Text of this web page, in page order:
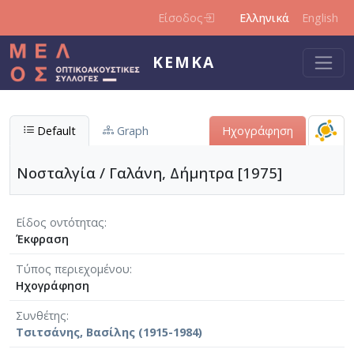
Είσοδος Ελληνικά English
ΚΕΜΚΑ
Default Graph Ηχογράφηση
Νοσταλγία / Γαλάνη, Δήμητρα [1975]
Είδος οντότητας
Έκφραση
Τύπος περιεχομένου
Ηχογράφηση
Συνθέτης
Τσιτσάνης, Βασίλης (1915-1984)